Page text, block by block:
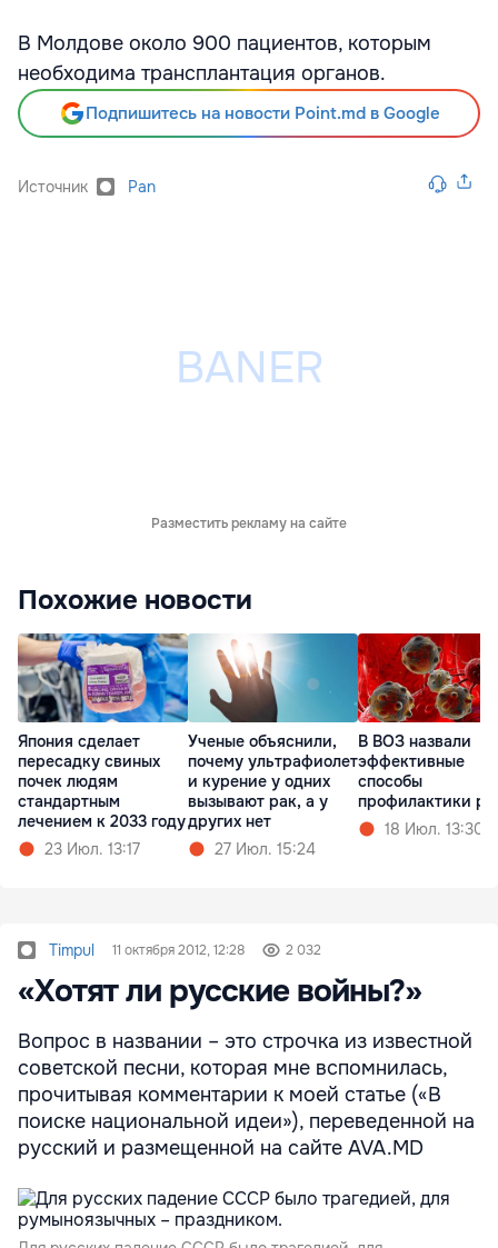
В Молдове около 900 пациентов, которым
необходима трансплантация органов.
Подпишитесь на новости Point.md в Google
Источник Pan
Разместить рекламу на сайте
Похожие новости
Япония сделает
пересадку свиных
почек людям
стандартным
лечением к 2033 году
23 Июл. 13:17
Ученые объяснили,
почему ультрафиолет
и курение у одних
вызывают рак, а у
других нет
27 Июл. 15:24
В ВОЗ назвали
эффективные
способы
профилактики
18 Июл. 13:30
Timpul 11 октября 2012, 12:28 2 032
«Хотят ли русские войны?»
Вопрос в названии – это строчка из известной
советской песни, которая мне вспомнилась,
прочитывая комментарии к моей статье («В
поиске национальной идеи»), переведенной на
русский и размещенной на сайте AVA.MD